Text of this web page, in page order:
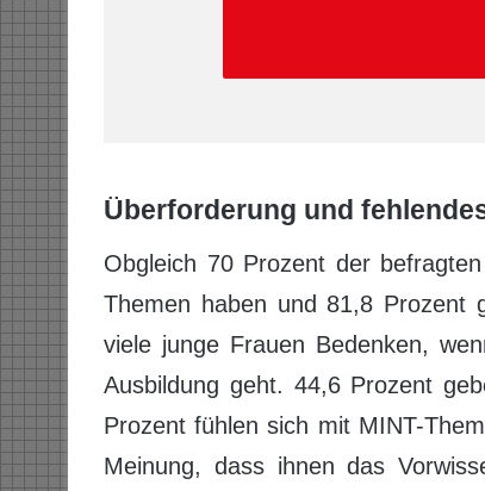
Überforderung und
Obgleich 70 Prozent der
Themen haben und 81,8 Prozent
viele junge Frauen Bedenken,
Ausbildung geht. 44,6 Prozent
Prozent fühlen sich mit MINT-
Meinung, dass ihnen das